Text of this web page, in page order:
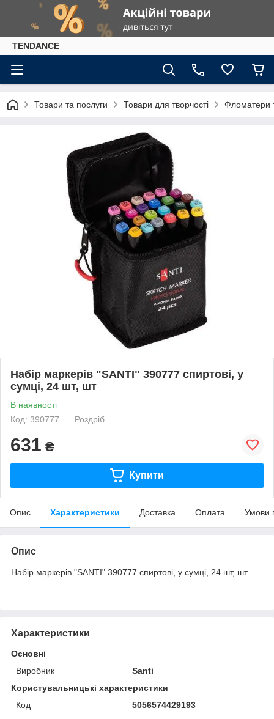
TENDANCE
Товари та послуги Товари для творчості Фломатери
Набір маркерів "SANTI" 390777 спиртові, у
сумці, 24 шт, шт
В наявності
Код: 390777
Роздріб
631 ₴
Купити
Опис Характеристики Доставка Оплата Умови
Опис
Набір маркерів "SANTI" 390777 спиртові, у сумці, 24 шт, шт
Характеристики
Основні
Виробник
Santi
Користувальницькі характеристики
Код
5056574429193